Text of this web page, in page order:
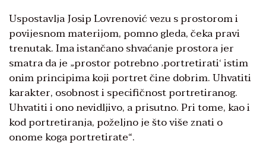
Uspostavlja Josip Lovrenović vezu s prostorom i
povijesnom materijom, pomno gleda, čeka pravi
trenutak. Ima istančano shvaćanje prostora jer
smatra da je „prostor potrebno ‚portretirati‘ istim
onim principima koji portret čine dobrim. Uhvatiti
karakter, osobnost i specifičnost portretiranog.
Uhvatiti i ono nevidljivo, a prisutno. Pri tome, kao i
kod portretiranja, poželjno je što više znati o
onome koga portretirate“.